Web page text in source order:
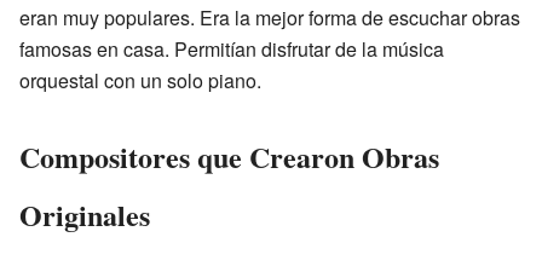
eran muy populares. Era la mejor forma de escuchar obras
famosas en casa. Permitían disfrutar de la música
orquestal con un solo piano.
Compositores que Crearon Obras
Originales